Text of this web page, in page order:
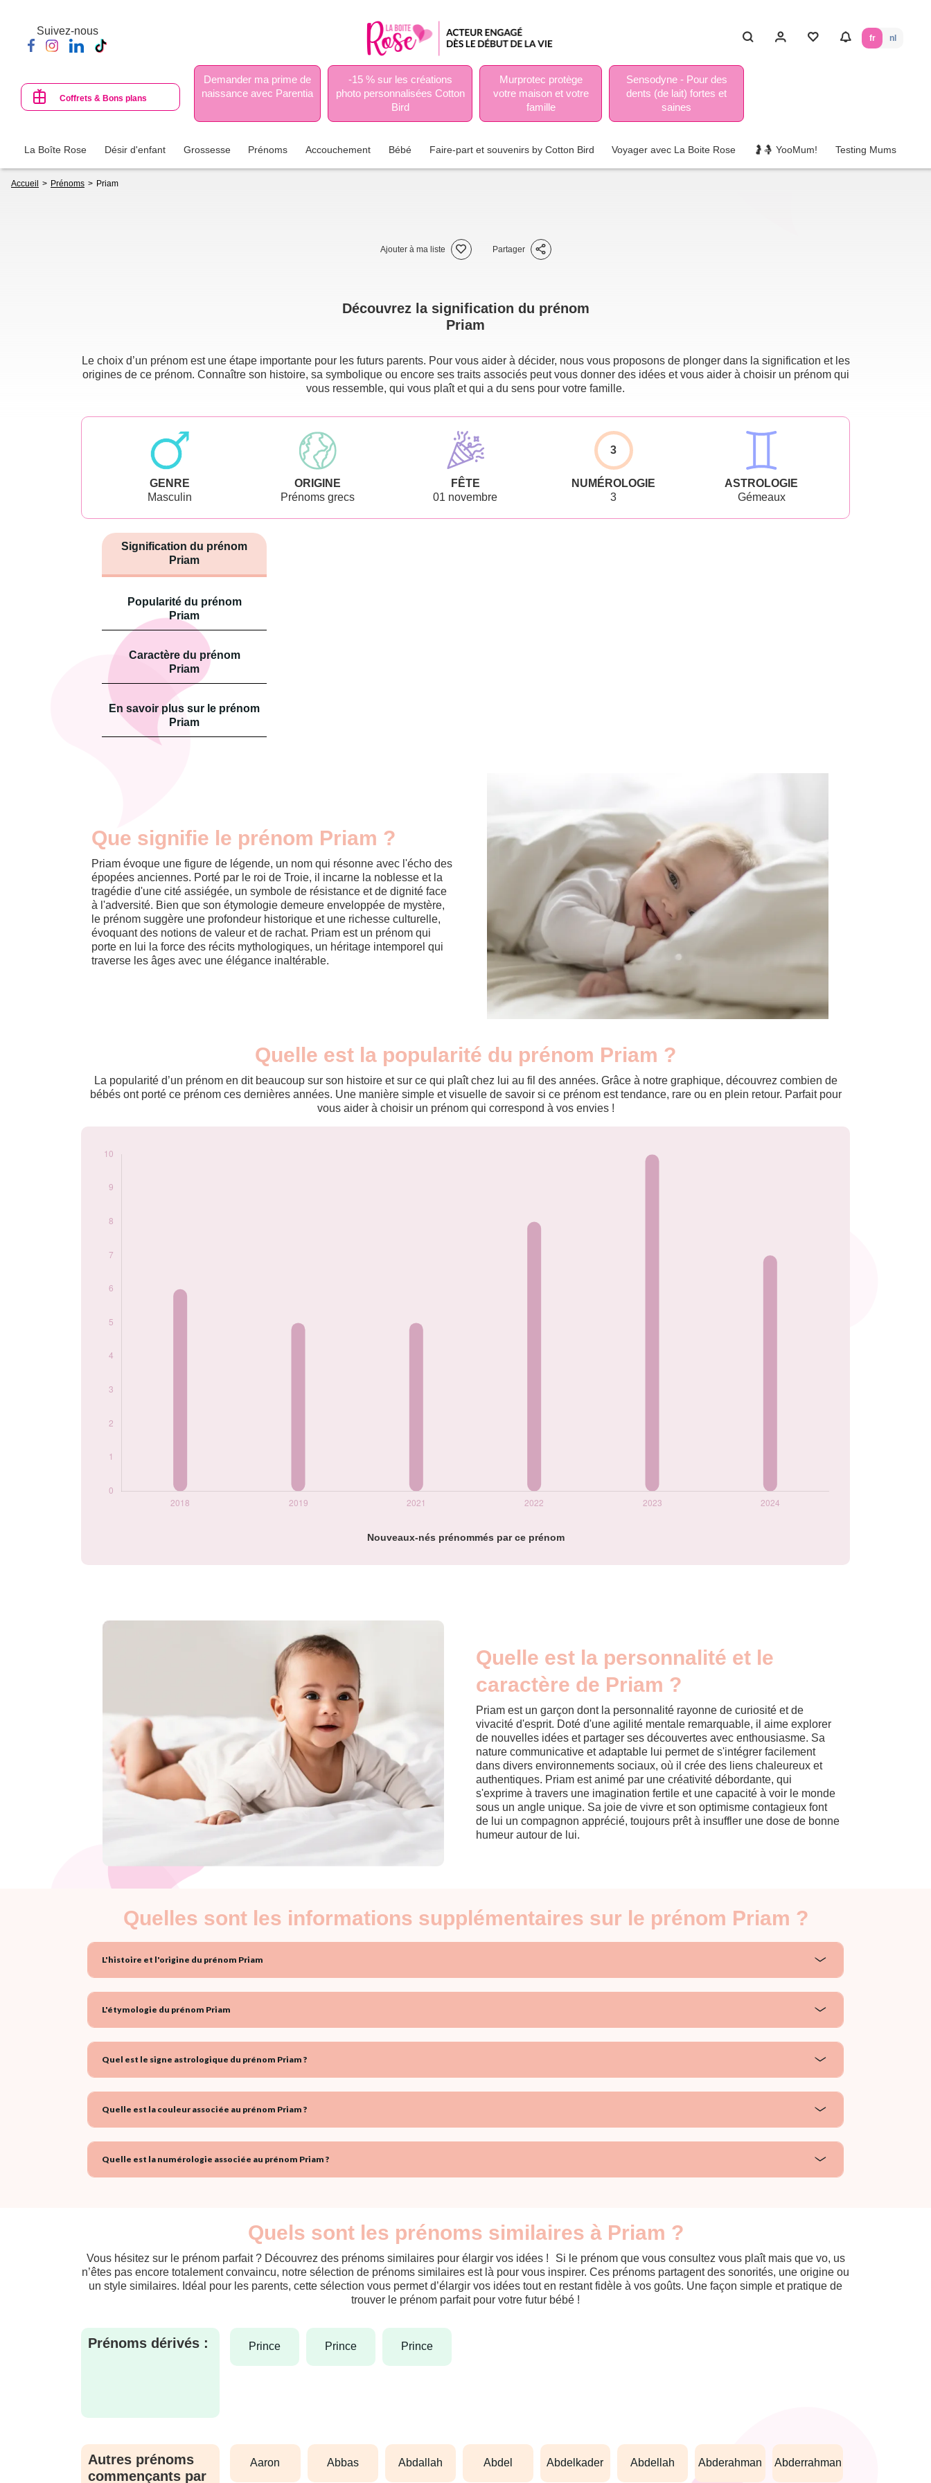
contenu
principal
Suivez-nous
fr nl
Coffrets & Bons plans
Demander ma prime de
naissance avec Parentia
-15 % sur les créations
photo personnalisées Cotton
Bird
Murprotec protège
votre maison et votre
famille
Sensodyne - Pour des
dents (de lait) fortes et
saines
La Boîte Rose Désir d'enfant Grossesse Prénoms Accouchement Bébé Faire-part et souvenirs by Cotton Bird Voyager avec La Boite Rose 🤰🤱 YooMum! Testing Mums
d'Ariane
Accueil Prénoms Priam
Ajouter à ma liste Partager
Découvrez la signification du prénom
Priam
Le choix d’un prénom est une étape importante pour les futurs parents. Pour vous aider à décider, nous vous proposons de plonger dans la signification et les
origines de ce prénom. Connaître son histoire, sa symbolique ou encore ses traits associés peut vous donner des idées et vous aider à choisir un prénom qui
vous ressemble, qui vous plaît et qui a du sens pour votre famille.
GENRE
Masculin
ORIGINE
Prénoms grecs
FÊTE
01 novembre
3
NUMÉROLOGIE
3
ASTROLOGIE
Gémeaux
Signification du prénom
Priam
Popularité du prénom
Priam
Caractère du prénom
Priam
En savoir plus sur le prénom
Priam
Que signifie le prénom Priam ?
Priam évoque une figure de légende, un nom qui résonne avec l'écho des
épopées anciennes. Porté par le roi de Troie, il incarne la noblesse et la
tragédie d'une cité assiégée, un symbole de résistance et de dignité face
à l'adversité. Bien que son étymologie demeure enveloppée de mystère,
le prénom suggère une profondeur historique et une richesse culturelle,
évoquant des notions de valeur et de rachat. Priam est un prénom qui
porte en lui la force des récits mythologiques, un héritage intemporel qui
traverse les âges avec une élégance inaltérable.
Quelle est la popularité du prénom Priam ?
La popularité d’un prénom en dit beaucoup sur son histoire et sur ce qui plaît chez lui au fil des années. Grâce à notre graphique, découvrez combien de
bébés ont porté ce prénom ces dernières années. Une manière simple et visuelle de savoir si ce prénom est tendance, rare ou en plein retour. Parfait pour
vous aider à choisir un prénom qui correspond à vos envies !
Nouveaux-nés prénommés par ce prénom
prénom Priam par
2018
6
2019
5
2024
7
Quelle est la personnalité et le
caractère de Priam ?
Priam est un garçon dont la personnalité rayonne de curiosité et de
vivacité d'esprit. Doté d'une agilité mentale remarquable, il aime explorer
de nouvelles idées et partager ses découvertes avec enthousiasme. Sa
nature communicative et adaptable lui permet de s'intégrer facilement
dans divers environnements sociaux, où il crée des liens chaleureux et
authentiques. Priam est animé par une créativité débordante, qui
s'exprime à travers une imagination fertile et une capacité à voir le monde
sous un angle unique. Sa joie de vivre et son optimisme contagieux font
de lui un compagnon apprécié, toujours prêt à insuffler une dose de bonne
humeur autour de lui.
Quelles sont les informations supplémentaires sur le prénom Priam ?
L'histoire et l'origine du prénom Priam
L'étymologie du prénom Priam
Quel est le signe astrologique du prénom Priam ?
Quelle est la couleur associée au prénom Priam ?
Quelle est la numérologie associée au prénom Priam ?
Quels sont les prénoms similaires à Priam ?
Vous hésitez sur le prénom parfait ? Découvrez des prénoms similaires pour élargir vos idées ! Si le prénom que vous consultez vous plaît mais que vo, us
n’êtes pas encore totalement convaincu, notre sélection de prénoms similaires est là pour vous inspirer. Ces prénoms partagent des sonorités, une origine ou
un style similaires. Idéal pour les parents, cette sélection vous permet d’élargir vos idées tout en restant fidèle à vos goûts. Une façon simple et pratique de
trouver le prénom parfait pour votre futur bébé !
Prénoms dérivés : prince prince prince
Autres prénoms
commençants par
aaron abbas abdallah abdel abdelkader abdellah abderahman abderrahman